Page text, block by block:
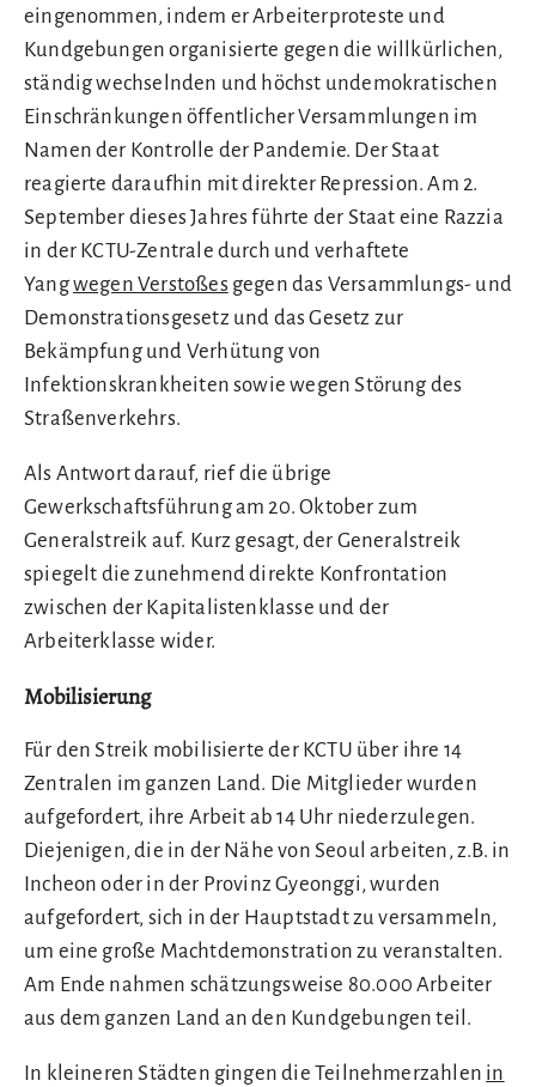
eingenommen, indem er Arbeiterproteste und
Kundgebungen organisierte gegen die willkürlichen,
ständig wechselnden und höchst undemokratischen
Einschränkungen öffentlicher Versammlungen im
Namen der Kontrolle der Pandemie. Der Staat
reagierte daraufhin mit direkter Repression. Am 2.
September dieses Jahres führte der Staat eine Razzia
in der KCTU-Zentrale durch und verhaftete
Yangwegen Verstoßes gegen das Versammlungs- und
Demonstrationsgesetz und das Gesetz zur
Bekämpfung und Verhütung von
Infektionskrankheiten sowie wegen Störung des
Straßenverkehrs.
Als Antwort darauf, rief die übrige
Gewerkschaftsführung am 20. Oktober zum
Generalstreik auf. Kurz gesagt, der Generalstreik
spiegelt die zunehmend direkte Konfrontation
zwischen der Kapitalistenklasse und der
Arbeiterklasse wider.
Mobilisierung
Für den Streik mobilisierte der KCTU über ihre 14
Zentralen im ganzen Land. Die Mitglieder wurden
aufgefordert, ihre Arbeit ab 14 Uhr niederzulegen.
Diejenigen, die in der Nähe von Seoul arbeiten, z.B. in
Incheon oder in der Provinz Gyeonggi, wurden
aufgefordert, sich in der Hauptstadt zu versammeln,
um eine große Machtdemonstration zu veranstalten.
Am Ende nahmen schätzungsweise 80.000 Arbeiter
aus dem ganzen Land an den Kundgebungen teil.
In kleineren Städten gingen die Teilnehmerzahlen in